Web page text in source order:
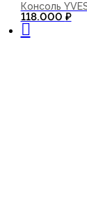
Консоль
118.000 ₽